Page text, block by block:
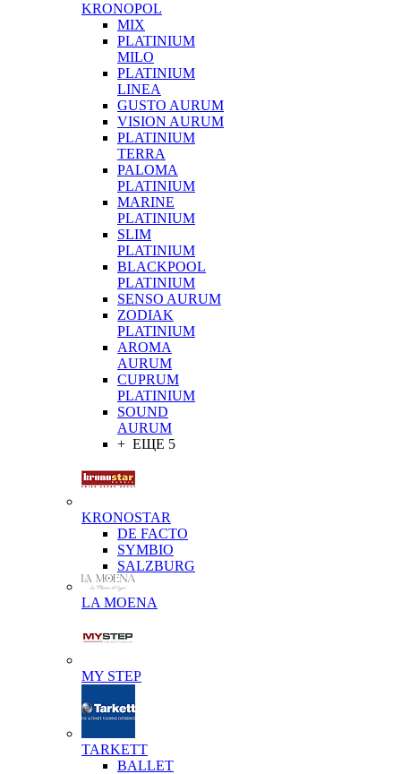
KRONOPOL
MIX
PLATINIUM
MILO
PLATINIUM
LINEA
GUSTO AURUM
VISION AURUM
PLATINIUM
TERRA
PALOMA
PLATINIUM
MARINE
PLATINIUM
SLIM
PLATINIUM
BLACKPOOL
PLATINIUM
SENSO AURUM
ZODIAK
PLATINIUM
AROMA
AURUM
CUPRUM
PLATINIUM
SOUND
AURUM
+ ЕЩЕ 5
KRONOSTAR
DE FACTO
SYMBIO
SALZBURG
LA MOENA
MY STEP
TARKETT
BALLET